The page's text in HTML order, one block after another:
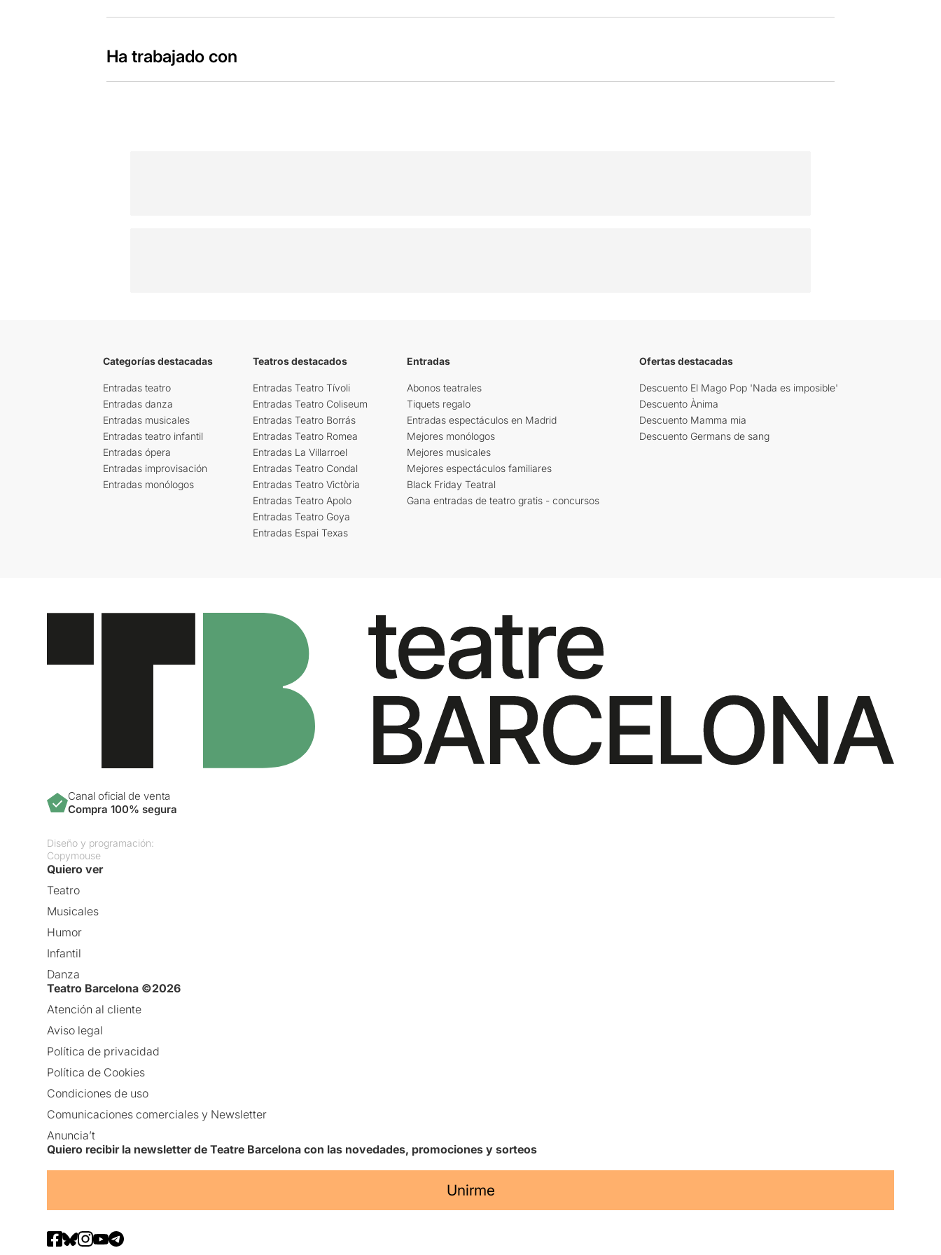
Ha trabajado con
Categorías destacadas
Entradas teatro
Entradas danza
Entradas musicales
Entradas teatro infantil
Entradas ópera
Entradas improvisación
Entradas monólogos
Teatros destacados
Entradas Teatro Tívoli
Entradas Teatro Coliseum
Entradas Teatro Borrás
Entradas Teatro Romea
Entradas La Villarroel
Entradas Teatro Condal
Entradas Teatro Victòria
Entradas Teatro Apolo
Entradas Teatro Goya
Entradas Espai Texas
Entradas
Abonos teatrales
Tiquets regalo
Entradas espectáculos en Madrid
Mejores monólogos
Mejores musicales
Mejores espectáculos familiares
Black Friday Teatral
Gana entradas de teatro gratis - concursos
Ofertas destacadas
Descuento El Mago Pop 'Nada es imposible'
Descuento Ànima
Descuento Mamma mia
Descuento Germans de sang
Canal oficial de venta
Compra 100% segura
Diseño y programación:
Copymouse
Quiero ver
Teatro
Musicales
Humor
Infantil
Danza
Teatro Barcelona ©2026
Atención al cliente
Aviso legal
Política de privacidad
Política de Cookies
Condiciones de uso
Comunicaciones comerciales y Newsletter
Anuncia’t
Quiero recibir la newsletter de Teatre Barcelona con las novedades, promociones y sorteos
Unirme